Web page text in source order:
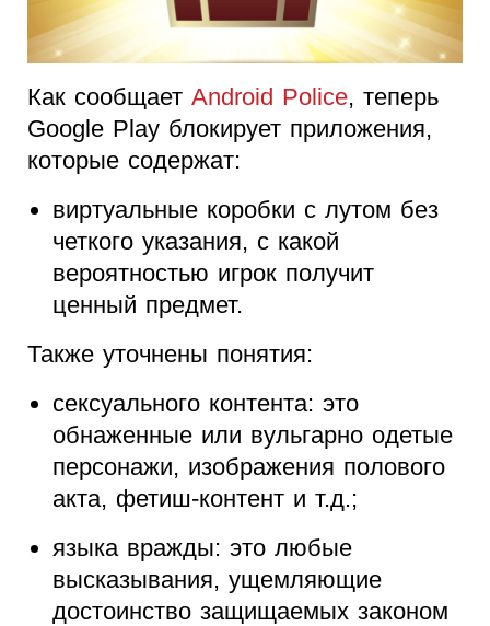
Как сообщает Android Police, теперь
Google Play блокирует приложения,
которые содержат:
виртуальные коробки с лутом без
четкого указания, с какой
вероятностью игрок получит
ценный предмет.
Также уточнены понятия:
сексуального контента: это
обнаженные или вульгарно одетые
персонажи, изображения полового
акта, фетиш-контент и т.д.;
языка вражды: это любые
высказывания, ущемляющие
достоинство защищаемых законом